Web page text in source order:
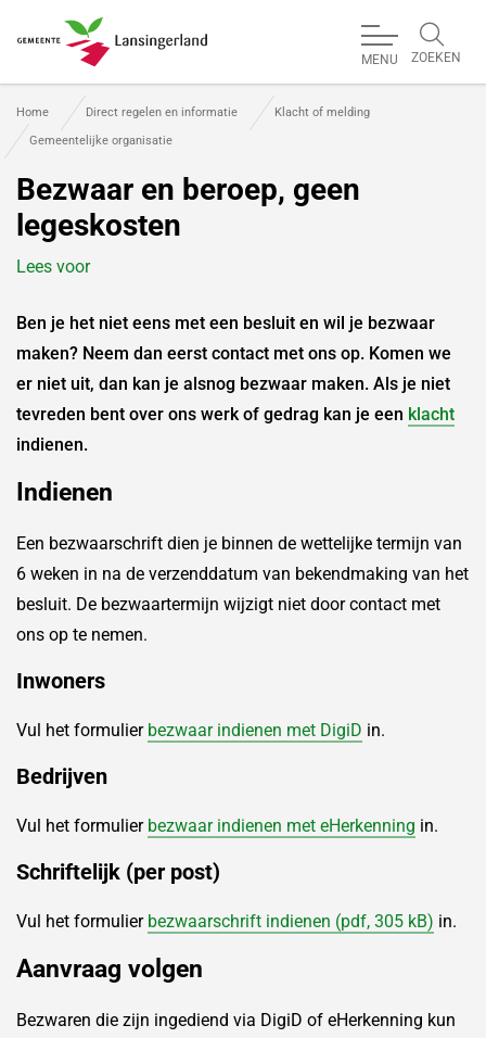
MENU ZOEKEN
Home Direct regelen en informatie
Klacht of melding
Gemeentelijke organisatie
Bezwaar en beroep, geen
legeskosten
Lees voor
Ben je het niet eens met een besluit en wil je bezwaar
maken? Neem dan eerst contact met ons op. Komen we
er niet uit, dan kan je alsnog bezwaar maken. Als je niet
tevreden bent over ons werk of gedrag kan je een klacht
indienen.
Indienen
Een bezwaarschrift dien je binnen de wettelijke termijn van
6 weken in na de verzenddatum van bekendmaking van het
besluit. De bezwaartermijn wijzigt niet door contact met
ons op te nemen.
Inwoners
Vul het formulier bezwaar indienen met DigiD in.
Bedrijven
Vul het formulier bezwaar indienen met eHerkenning in.
Schriftelijk (per post)
Vul het formulier bezwaarschrift indienen (pdf, 305 kB) in.
Aanvraag volgen
Bezwaren die zijn ingediend via DigiD of eHerkenning kun